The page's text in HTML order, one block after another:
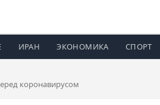
ИРАН ЭКОНОМИКА СПОРТ
коронавирусом